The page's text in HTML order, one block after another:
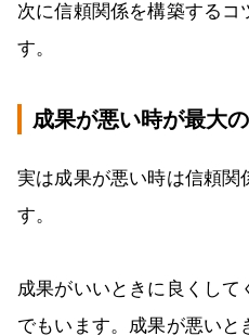
次に信頼関係を構築するコ
す。
成果が悪い時が最大
実は成果が悪い時は信頼関
す。
成果がいいときに良くして
でもいます。成果が悪いと